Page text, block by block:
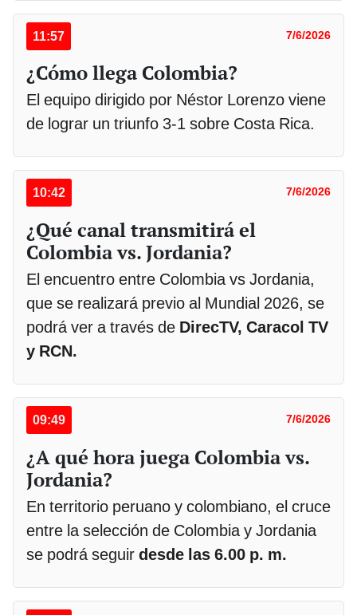
11:57 7/6/2026
¿Cómo llega Colombia?
El equipo dirigido por Néstor Lorenzo viene
de lograr un triunfo 3-1 sobre Costa Rica.
10:42 7/6/2026
¿Qué canal transmitirá el
Colombia vs. Jordania?
El encuentro entre Colombia vs Jordania,
que se realizará previo al Mundial 2026, se
podrá ver a través de DirecTV, Caracol TV
y RCN.
09:49 7/6/2026
¿A qué hora juega Colombia vs.
Jordania?
En territorio peruano y colombiano, el cruce
entre la selección de Colombia y Jordania
se podrá seguir desde las 6.00 p. m.